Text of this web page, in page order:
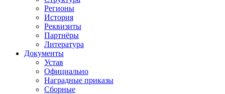
Регионы
История
Реквизиты
Партнёры
Литература
Документы
Устав
Официально
Наградные приказы
Сборные